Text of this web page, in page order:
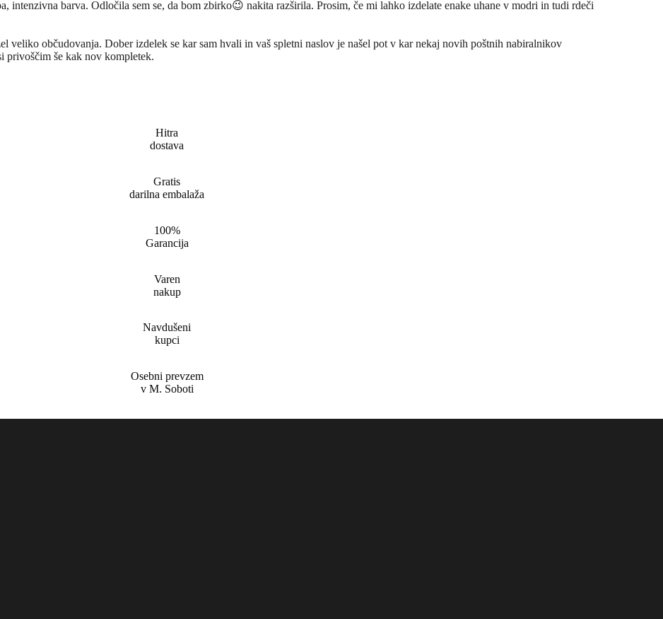
intenzivna barva. Odločila sem se, da bom zbirko😉 nakita razširila. Prosim, če mi lahko izdelate enake uhane v modri in tudi rdeči
veliko občudovanja. Dober izdelek se kar sam hvali in vaš spletni naslov je našel pot v kar nekaj novih poštnih nabiralnikov
privoščim še kak nov kompletek.
Hitra
dostava
Gratis
darilna embalaža
100%
Garancija
Varen
nakup
Navdušeni
kupci
Osebni prevzem
v M. Soboti